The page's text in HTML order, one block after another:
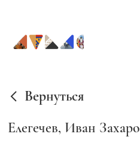
Вернуться
Елегечев, Иван